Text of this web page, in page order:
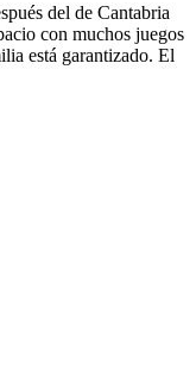
del de Cantabria
con muchos juegos
está garantizado. El